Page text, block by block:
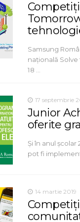
Samsung
națională Solve
18 …
17 septembrie
Junior
oferite
Și în anul
pot fi
14 martie 2019